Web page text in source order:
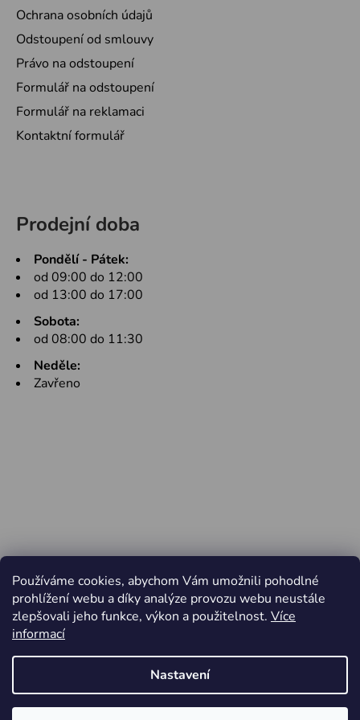
Používáme cookies, abychom Vám umožnili pohodlné
prohlížení webu a díky analýze provozu webu neustále
zlepšovali jeho funkce, výkon a použitelnost. Více
informací
Nastavení
Ochrana osobních údajů
Odstoupení od smlouvy
Právo na odstoupení
Formulář na odstoupení
Formulář na reklamaci
Kontaktní formulář
Prodejní doba
Pondělí - Pátek:
od 09:00 do 12:00
od 13:00 do 17:00
Sobota:
od 08:00 do 11:30
Neděle:
Zavřeno
Vytvořil Shoptet